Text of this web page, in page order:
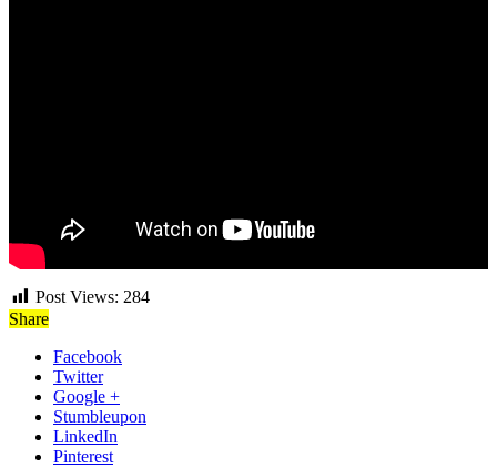
Post Views: 284
Share
Facebook
Twitter
Google +
Stumbleupon
LinkedIn
Pinterest